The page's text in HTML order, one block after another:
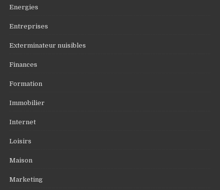
Energies
Entreprises
Exterminateur nuisibles
Finances
Formation
Immobilier
Internet
Loisirs
Maison
Marketing